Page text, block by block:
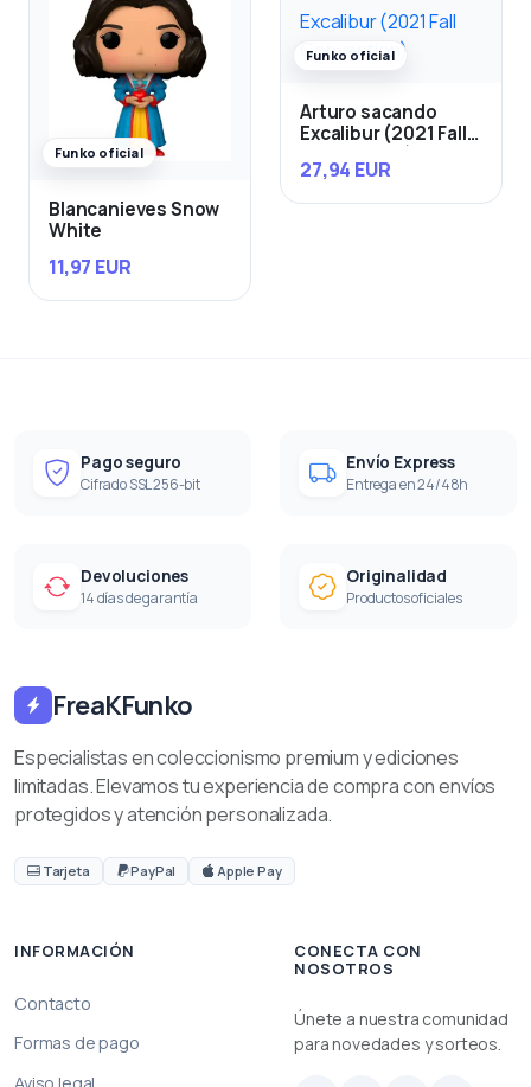
Funko oficial
Blancanieves Snow
White
11,97 EUR
Funko oficial
Arturo sacando
Excalibur (2021 Fall
27,94 EUR
Pago seguro
Cifrado SSL 256-bit
Envío Express
Entrega en 24/48h
Devoluciones
14 días de garantía
Originalidad
Productos oficiales
FreaKFunko
Especialistas en coleccionismo premium y ediciones
limitadas. Elevamos tu experiencia de compra con envíos
protegidos y atención personalizada.
Tarjeta PayPal Apple Pay
INFORMACIÓN
Contacto
Formas de pago
CONECTA CON
NOSOTROS
Únete a nuestra comunidad
para novedades y sorteos.